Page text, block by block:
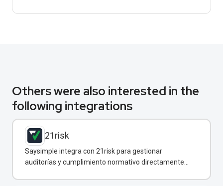
Others were also interested in the
following integrations
21risk
Saysimple integra con 21risk para gestionar
auditorías y cumplimiento normativo directamente